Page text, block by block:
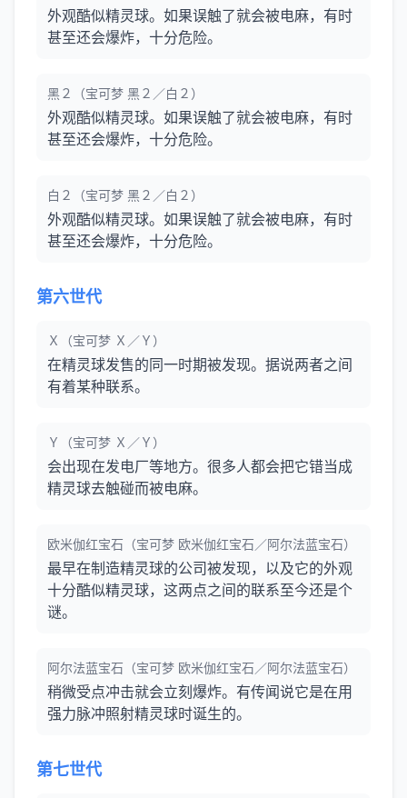
外观酷似精灵球。如果误触了就会被电麻，有时
甚至还会爆炸，十分危险。
黑２（宝可梦 黑２／白２）
外观酷似精灵球。如果误触了就会被电麻，有时
甚至还会爆炸，十分危险。
白２（宝可梦 黑２／白２）
外观酷似精灵球。如果误触了就会被电麻，有时
甚至还会爆炸，十分危险。
第六世代
Ｘ（宝可梦 Ｘ／Ｙ）
在精灵球发售的同一时期被发现。据说两者之间
有着某种联系。
Ｙ（宝可梦 Ｘ／Ｙ）
会出现在发电厂等地方。很多人都会把它错当成
精灵球去触碰而被电麻。
欧米伽红宝石（宝可梦 欧米伽红宝石／阿尔法蓝宝石）
最早在制造精灵球的公司被发现，以及它的外观
十分酷似精灵球，这两点之间的联系至今还是个
谜。
阿尔法蓝宝石（宝可梦 欧米伽红宝石／阿尔法蓝宝石）
稍微受点冲击就会立刻爆炸。有传闻说它是在用
强力脉冲照射精灵球时诞生的。
第七世代